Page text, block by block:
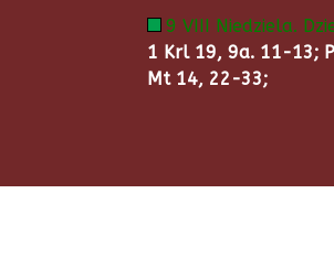
9 VIII Niedziela.
1 Krl 19, 9a. 11-13;
Mt 14, 22-33;